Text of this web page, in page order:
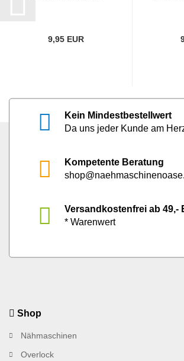
9,95 EUR
Kein Mindestbestellwert
Da uns jeder Kunde am
Kompetente Beratung
Versandkostenfrei ab 49,-
* Warenwert
Shop
Nähmaschinen
Overlock